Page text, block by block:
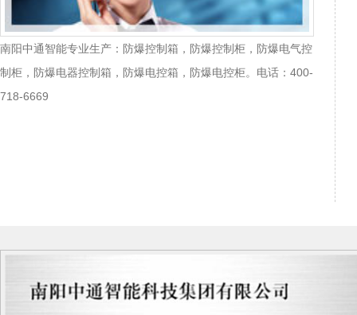
南阳中通智能专业生产：防爆控制箱，防爆控制柜，防爆电气控
制柜，防爆电器控制箱，防爆电控箱，防爆电控柜。电话：400-
718-6669